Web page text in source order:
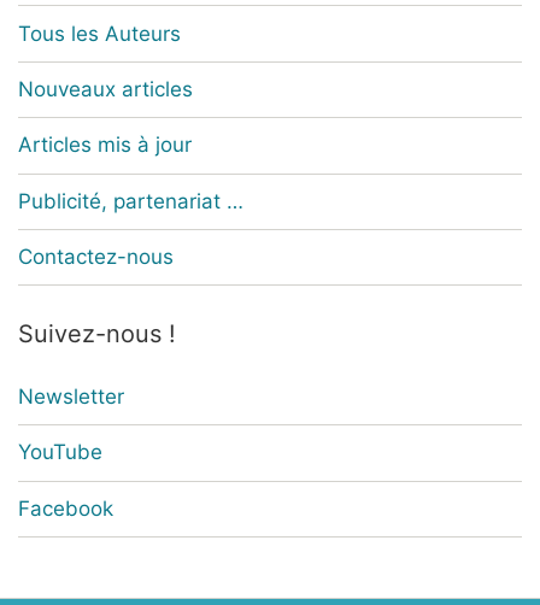
Tous les Auteurs
Nouveaux articles
Articles mis à jour
Publicité, partenariat …
Contactez-nous
Suivez-nous !
Newsletter
YouTube
Facebook